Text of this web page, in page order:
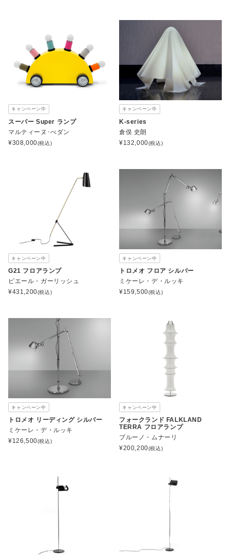
キャンペーン中
スーパー Super ランプ
マルティーヌ･べダン
¥308,000(税込)
キャンペーン中
K-series
倉俣 史朗
¥132,000(税込)
キャンペーン中
G21 フロアランプ
ピエール・ガーリッシュ
¥431,200(税込)
キャンペーン中
トロメオ フロア シルバー
ミケーレ・デ・ルッキ
¥159,500(税込)
キャンペーン中
トロメオ リーディング シルバー
ミケーレ・デ・ルッキ
¥126,500(税込)
キャンペーン中
フォークランド FALKLAND
TERRA フロアランプ
ブルーノ・ムナーリ
¥200,200(税込)